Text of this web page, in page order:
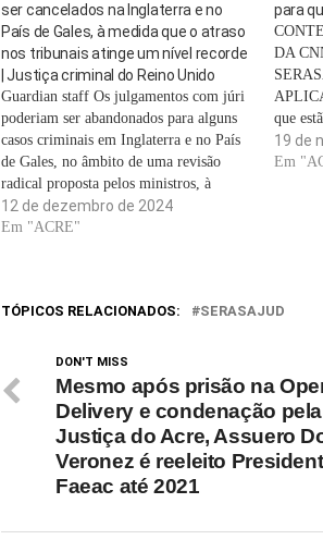
ser cancelados na Inglaterra e no
País de Gales, à medida que o atraso
nos tribunais atinge um nível recorde
| Justiça criminal do Reino Unido
Guardian staff Os julgamentos com júri
poderiam ser abandonados para alguns
casos criminais em Inglaterra e no País
de Gales, no âmbito de uma revisão
radical proposta pelos ministros, à
medida que o atraso nos tribunais da
coroa atingisse um nível recorde.Uma
12 de dezembro de 2024
Em "ACRE"
para
DA
que
19 de
Em
TÓPICOS RELACIONADOS: SERASAJUD
DON'T MISS
Mesmo após prisão na
Delivery e condenação pela
Justiça do Acre, Assuero
Veronez é reeleito
Faeac até 2021